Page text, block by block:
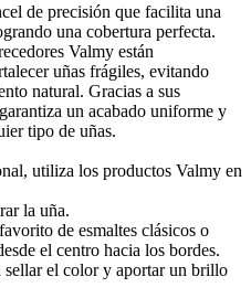
de precisión que facilita una
una cobertura perfecta.
Valmy están
uñas frágiles, evitando
natural. Gracias a sus
un acabado uniforme y
tipo de uñas.
utiliza los productos Valmy en
la uña.
de esmaltes clásicos o
el centro hacia los bordes.
el color y aportar un brillo